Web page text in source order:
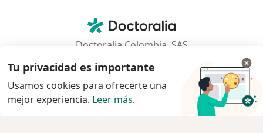
Doctoralia - Página de inicio
Doctoralia Colombia, SAS
Municipio: Bogotá D.C., Colombia
Tu privacidad es importante
Usamos cookies para ofrecerte una
mejor experiencia. Leer más.